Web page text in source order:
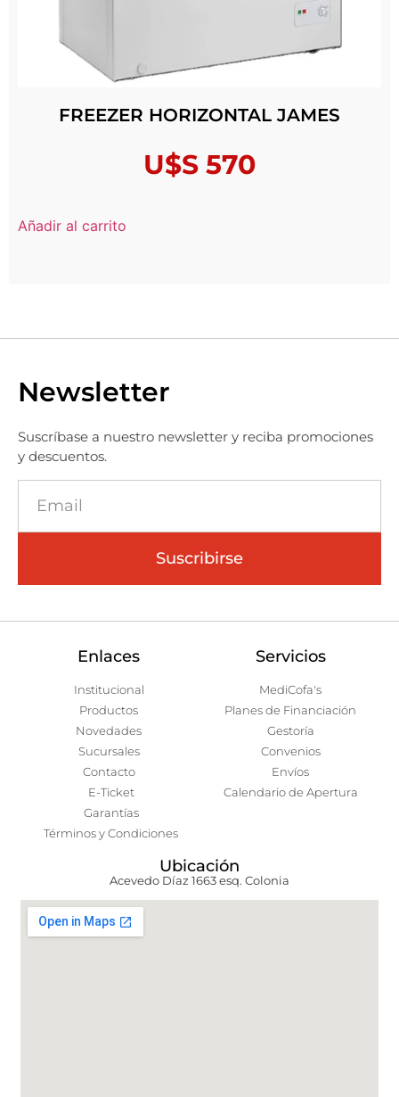
FREEZER HORIZONTAL JAMES
U$S 570
Añadir al carrito
Newsletter
Suscríbase a nuestro newsletter y reciba promociones
y descuentos.
Suscribirse
Enlaces
Institucional
Productos
Novedades
Sucursales
Contacto
E-Ticket
Garantías
Términos y Condiciones
Servicios
MediCofa's
Planes de Financiación
Gestoría
Convenios
Envíos
Calendario de Apertura
Ubicación
Acevedo Díaz 1663 esq. Colonia